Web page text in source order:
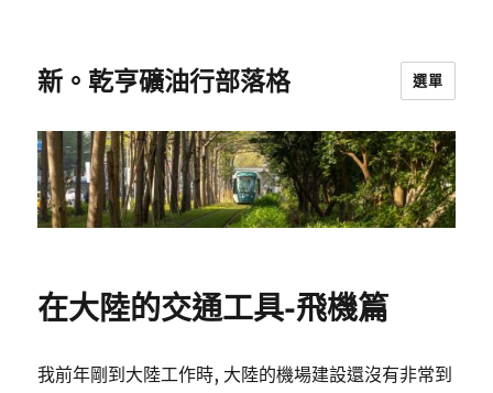
新。乾亨礦油行部落格 選單
在大陸的交通工具-飛機篇
我前年剛到大陸工作時, 大陸的機場建設還沒有非常到